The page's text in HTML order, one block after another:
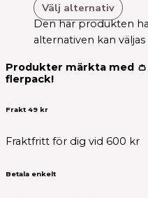
Välj alternativ
Den här produkten
alternativen kan
Produkter märkta med
flerpack!
Frakt 49 kr
Fraktfritt för dig vid 600 kr
Betala enkelt